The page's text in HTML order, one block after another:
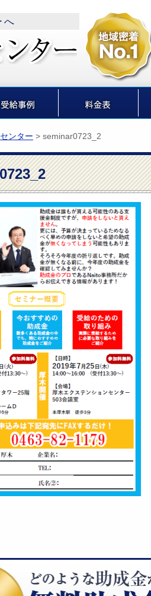
へ
ンター > seminar0723_2